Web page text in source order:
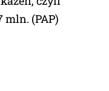
mln. (PAP)